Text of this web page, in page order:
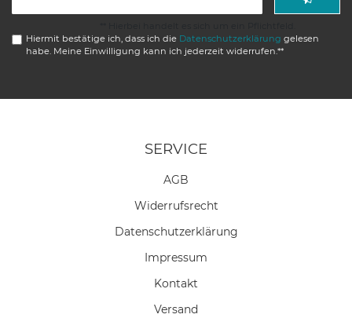
Hiermit bestätige ich, dass ich die Daten­schutz­erklärung gelesen
habe. Meine Einwilligung kann ich jederzeit widerrufen.**
SERVICE
AGB
Widerrufs­recht
Daten­schutz­erklärung
Impressum
Kontakt
Versand